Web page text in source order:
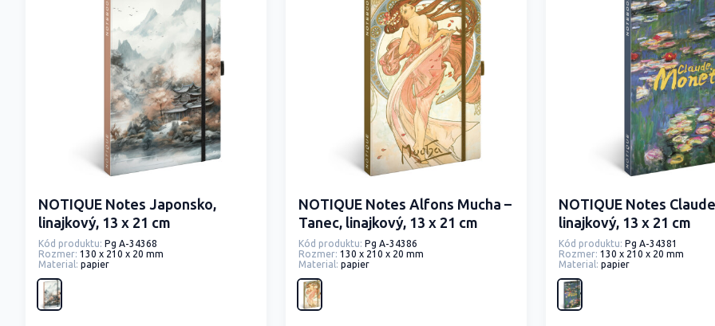
NOTIQUE Notes Japonsko,
linajkový, 13 x 21 cm
Kód produktu: Pg A-34368
Rozmer: 130 x 210 x 20 mm
Material: papier
NOTIQUE Notes Alfons Mucha –
Tanec, linajkový, 13 x 21 cm
Kód produktu: Pg A-34386
Rozmer: 130 x 210 x 20 mm
Material: papier
NOTIQUE Notes
linajkový, 13 x 21 cm
Kód produktu: Pg A-34381
Rozmer: 130 x 210 x 20 mm
Material: papier